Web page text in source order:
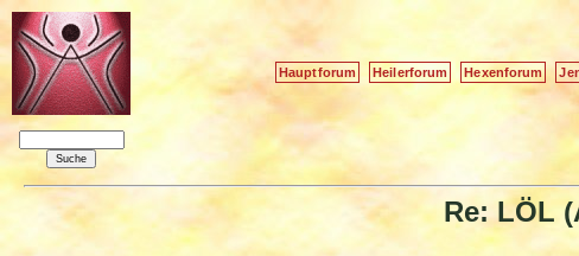
Hauptforum Heilerforum Hexenforum
Re: LÖL